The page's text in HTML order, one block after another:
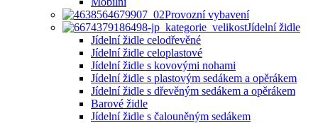
Provozní vybavení
Jídelní židle
Jídelní židle celodřevěné
Jídelní židle celoplastové
Jídelní židle s kovovými nohami
Jídelní židle s plastovým sedákem a opěrákem
Jídelní židle s dřevěným sedákem a opěrákem
Barové židle
Jídelní židle s čalouněným sedákem